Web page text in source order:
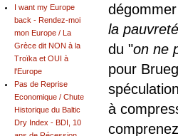
la
du "on ne
pour
à
I want my Europe
back - Rendez-moi
mon Europe / La
Grèce dit NON à la
Troïka et OUI à
l'Europe
Pas de Reprise
Economique / Chute
Historique du Baltic
Dry Index - BDI, 10